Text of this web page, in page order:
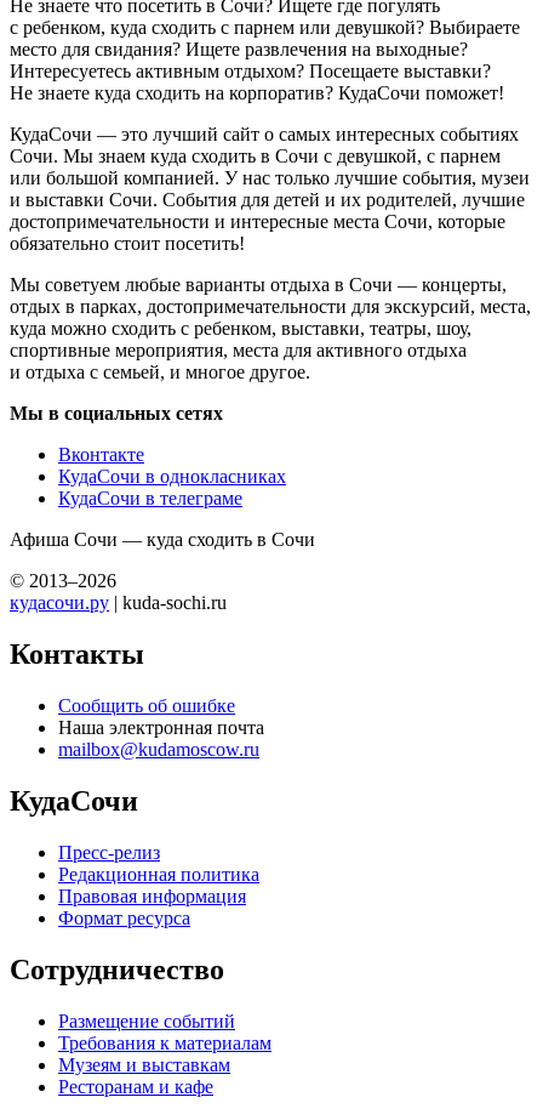
Не знаете что посетить в Сочи? Ищете где погулять
с ребенком, куда сходить с парнем или девушкой? Выбираете
место для свидания? Ищете развлечения на выходные?
Интересуетесь активным отдыхом? Посещаете выставки?
Не знаете куда сходить на корпоратив? КудаСочи поможет!
КудаСочи — это лучший сайт о самых интересных событиях
Сочи. Мы знаем куда сходить в Сочи с девушкой, с парнем
или большой компанией. У нас только лучшие события, музеи
и выставки Сочи. События для детей и их родителей, лучшие
достопримечательности и интересные места Сочи, которые
обязательно стоит посетить!
Мы советуем любые варианты отдыха в Сочи — концерты,
отдых в парках, достопримечательности для экскурсий, места,
куда можно сходить с ребенком, выставки, театры, шоу,
спортивные мероприятия, места для активного отдыха
и отдыха с семьей, и многое другое.
Мы в социальных сетях
Вконтакте
КудаСочи в однокласниках
КудаСочи в телеграме
Афиша Сочи — куда сходить в Сочи
© 2013–2026
кудасочи.ру | kuda-sochi.ru
Контакты
Сообщить об ошибке
Наша электронная почта
mailbox@kudamoscow.ru
КудаСочи
Пресс-релиз
Редакционная политика
Правовая информация
Формат ресурса
Сотрудничество
Размещение событий
Требования к материалам
Музеям и выставкам
Ресторанам и кафе